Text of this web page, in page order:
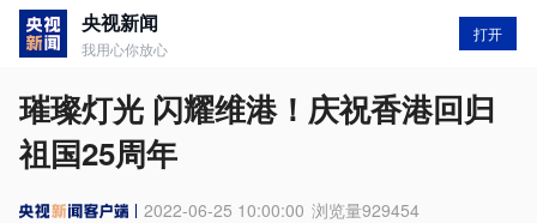
央视新闻
我用心你放心
打开
璀璨灯光 闪耀维港！庆祝香港回归
祖国25周年
2022-06-25 10:00:00 浏览量929454